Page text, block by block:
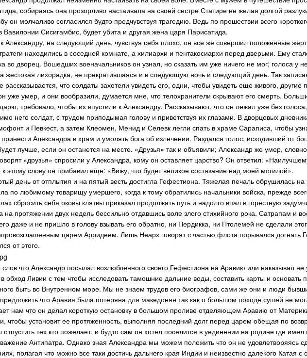
собираясь она прозорливо настаивала на своей сестре Статире не желая долгой
он молчаливо согласился будто предчувствуя трагедию. Ведь по прошествии всего
Вавилонии Сисигамбис, будет убита и другая жена царя Парисатида.
Александру, на следующий день, чувствуя себя плохо, он все же совершил положенные
находились в соседней комнате, а хилиархи и пентакосиархи перед дверьми. Ему
во дворец. Вошедших военачальников он узнал, но сказать им уже ничего не мог; голоса у
жестокая лихорадка, не прекратившаяся и в следующую ночь и следующий день. Так
рассказывается, что солдаты захотели увидеть его, одни, чтобы увидеть еще живого, другие
уже умер, и они вообразили, думается мне, что телохранители скрывают его смерть.
требовало, чтобы их впустили к Александру. Рассказывают, что он лежал уже без
него солдат, с трудом приподымая голову и приветствуя их глазами. В дворцовых
и Певкест, а затем Клеомен, Менид и Селевк легли спать в храме Сараписа, чтобы
Александра в храм и умолять бога об излечении. Раздался голос, исходивший от
лучше, если он останется на месте. «Друзья» так и объявили; Александр же умер,
«друзья» спросили у Александра, кому он оставляет царство? Он ответил:
к этому слову он прибавил еще: «Вижу, что будет великое состязание над моей могилой».
день от отплытия и на пятый весть достигла Гефестиона. Тяжелая печаль обрушилась
по любимому товарищу умершего, когда к тому обратились начальники войска, прежде
сбросить себя оковы клятвы приказал продолжать путь и надолго впал в горестную
на протяжении двух недель бессильно отдавшись воле злого стихийного рока. Сатрапам и
даже и не пришло в голову взывать его обратно, ни Пердикка, ни Птолемей не сделали
царем Арридеем. Лишь Неарх говорят с частью флота порывался догнать
от этого.
что Александр посылал возлюбленного своего Гефестиона на Аравию или наказывал не
обход Ливии с тем чтобы исследовать тамошние дальние воды, составить карты и основать
быть во Внутренном море. Мы не знаем трудов его биографов, сами же они и люди
что Аравия была потеряна для македонян так как о большом походе сушей не
нам что он делал короткую остановку в большом проливе отделяющем Аравию от
чтобы установит ее протяженность, выполняя последний долг перед царем обещая по
тех кто пожелает, и будто сам он хотел поселится в уединении на родине где
Антипатра. Однако зная Александра мы можем положить что он не удовлетворяясь
полагая что можно все таки достичь дальнего края Индии и неизвестно далекого Катая с